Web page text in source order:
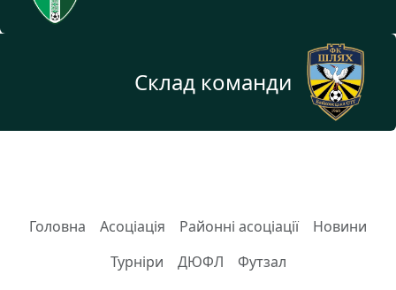
Склад команди
Головна Асоціація Районні асоціації
Новини
Турніри
ДЮФЛ Футзал